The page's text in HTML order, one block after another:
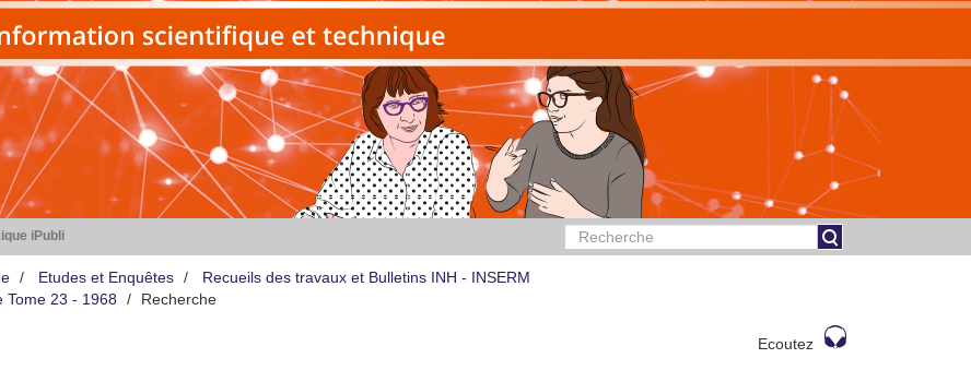
iPubli
Etudes et Enquêtes
Recueils des travaux et Bulletins INH - INSERM
Tome 23 - 1968
Recherche
Ecoutez